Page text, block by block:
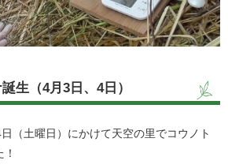
生（4月3日、4日）
（土曜日）にかけて天空の里でコウノト